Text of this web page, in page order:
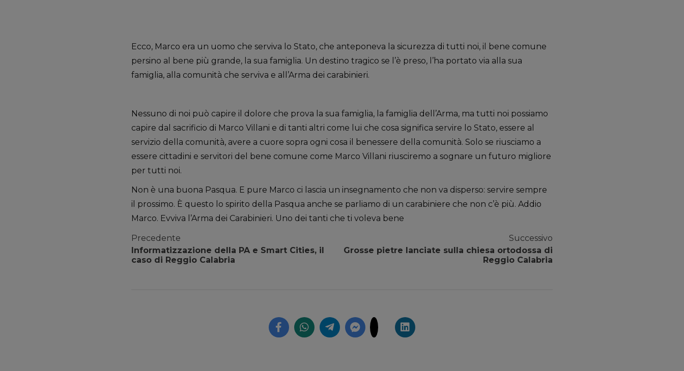
Ecco, Marco era un uomo che serviva lo Stato, che anteponeva la sicurezza di tutti noi, il bene comune
persino al bene più grande, la sua famiglia. Un destino tragico se l’è preso, l’ha portato via alla sua
famiglia, alla comunità che serviva e all’Arma dei carabinieri.
Nessuno di noi può capire il dolore che prova la sua famiglia, la famiglia dell’Arma, ma tutti noi possiamo
capire dal sacrificio di Marco Villani e di tanti altri come lui che cosa significa servire lo Stato, essere al
servizio della comunità, avere a cuore sopra ogni cosa il benessere della comunità. Solo se riusciamo a
essere cittadini e servitori del bene comune come Marco Villani riusciremo a sognare un futuro migliore
per tutti noi.
Non è una buona Pasqua. E pure Marco ci lascia un insegnamento che non va disperso: servire sempre
il prossimo. È questo lo spirito della Pasqua anche se parliamo di un carabiniere che non c’è più. Addio
Marco. Evviva l’Arma dei Carabinieri. Uno dei tanti che ti voleva bene
Precedente
Informatizzazione della PA e Smart Cities, il
caso di Reggio Calabria
Successivo
Grosse pietre lanciate sulla chiesa ortodossa di
Reggio Calabria